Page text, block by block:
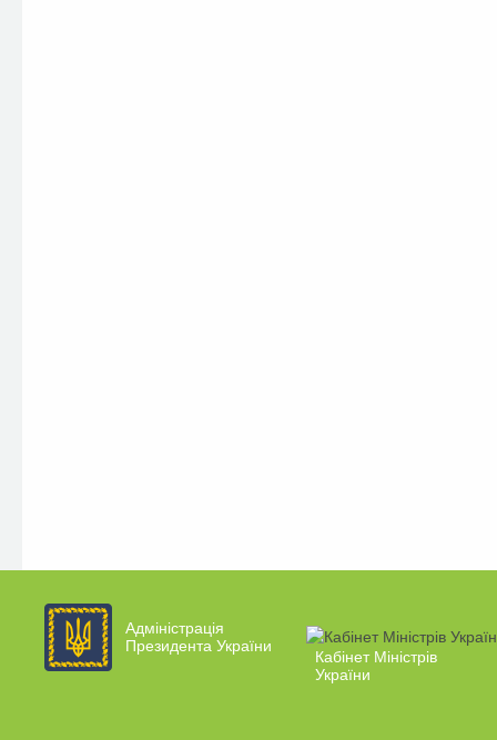
Адміністрація
Президента України
Кабінет Міністрів
України